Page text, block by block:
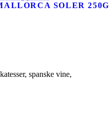
SOLER 250G
spanske vine,